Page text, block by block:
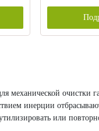
механической
инерции
или